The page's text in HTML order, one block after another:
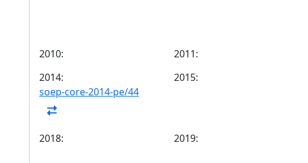
2010: 2011:
2014:
soep-core-2014-pe/44
2015:
2018: 2019: